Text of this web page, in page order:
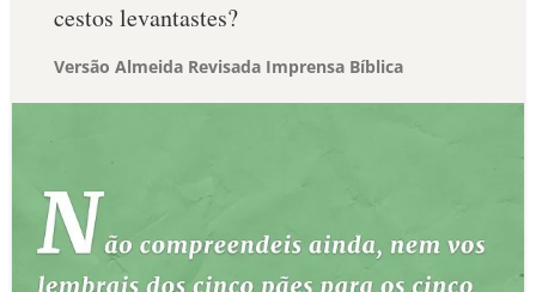
cestos levantastes?
Versão Almeida Revisada Imprensa Bíblica